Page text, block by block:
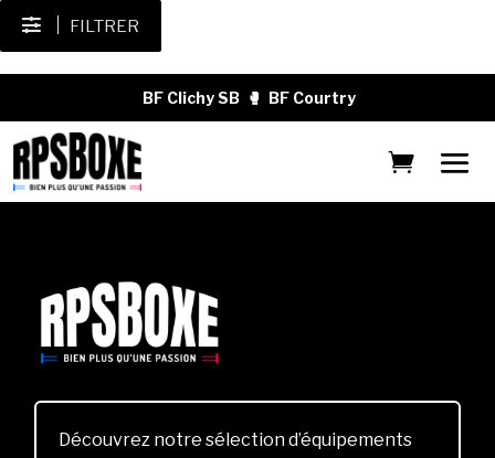
FILTRER
BF Clichy SB 🥊 BF Courtry
Découvrez notre sélection d’équipements